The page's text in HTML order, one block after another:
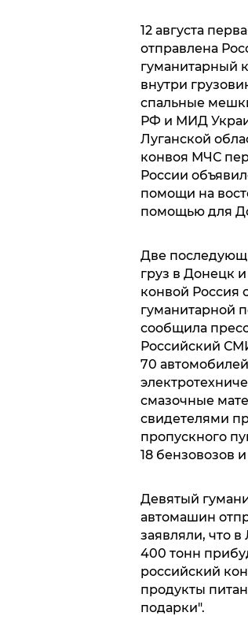
12 августа
отправлена
гуманитарный
внутри
спальные
РФ и МИД
Луганской
конвоя МЧС
России
помощи на
помощью для
Две
груз в Донецк
конвой Россия
гуманитарной
сообщила
Российский
70
смазочные
свидетелями
пропускного
18 бензовозов
Девятый
автомашин
заявляли, что
400 тонн
российский
продукты
подарки".